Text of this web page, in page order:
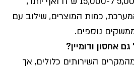
כמות המוצרים, שילוב עם
נוספים.
אחסון ודומיין?
השירותים כלולים, אך